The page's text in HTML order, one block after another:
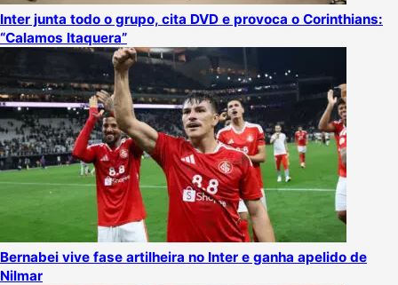
Inter junta todo o grupo, cita DVD e provoca o Corinthians:
“Calamos Itaquera”
Bernabei vive fase artilheira no Inter e ganha apelido de
Nilmar